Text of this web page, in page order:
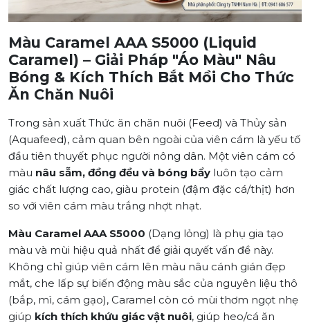
Màu Caramel AAA S5000 (Liquid
Caramel) – Giải Pháp "Áo Màu" Nâu
Bóng & Kích Thích Bắt Mồi Cho Thức
Ăn Chăn Nuôi
Trong sản xuất Thức ăn chăn nuôi (Feed) và Thủy sản
(Aquafeed), cảm quan bên ngoài của viên cám là yếu tố
đầu tiên thuyết phục người nông dân. Một viên cám có
màu nâu sẫm, đồng đều và bóng bẩy luôn tạo cảm
giác chất lượng cao, giàu protein (đậm đặc cá/thịt) hơn
so với viên cám màu trắng nhợt nhạt.
Màu Caramel AAA S5000 (Dạng lỏng) là phụ gia tạo
màu và mùi hiệu quả nhất để giải quyết vấn đề này.
Không chỉ giúp viên cám lên màu nâu cánh gián đẹp
mắt, che lấp sự biến động màu sắc của nguyên liệu thô
(bắp, mì, cám gạo), Caramel còn có mùi thơm ngọt nhẹ
giúp kích thích khứu giác vật nuôi, giúp heo/cá ăn